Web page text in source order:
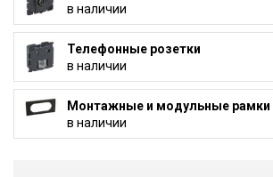
в наличии
Телефонные розетки
в наличии
Монтажные и модульные рамки
в наличии